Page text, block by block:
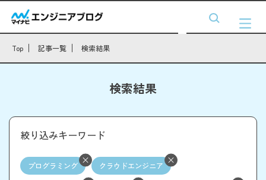
Top 記事一覧 検索結果
検索結果
絞り込みキーワード
プログラミング クラウドエンジニア